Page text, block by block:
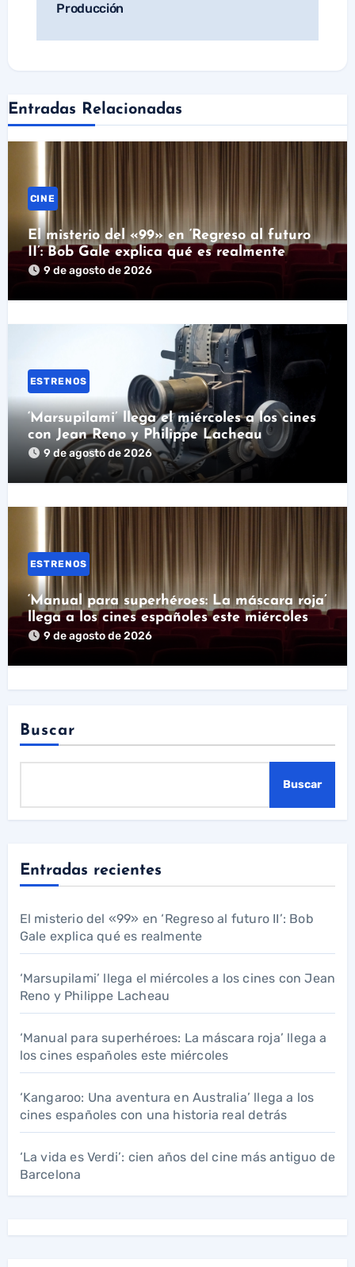
Producción
Entradas Relacionadas
CINE
El misterio del «99» en ‘Regreso al futuro
II’: Bob Gale explica qué es realmente
9 de agosto de 2026
ESTRENOS
‘Marsupilami’ llega el miércoles a los cines
con Jean Reno y Philippe Lacheau
9 de agosto de 2026
ESTRENOS
‘Manual para superhéroes: La máscara roja’
llega a los cines españoles este miércoles
9 de agosto de 2026
Buscar
Buscar
Entradas recientes
El misterio del «99» en ‘Regreso al futuro II’: Bob
Gale explica qué es realmente
‘Marsupilami’ llega el miércoles a los cines con Jean
Reno y Philippe Lacheau
‘Manual para superhéroes: La máscara roja’ llega a
los cines españoles este miércoles
‘Kangaroo: Una aventura en Australia’ llega a los
cines españoles con una historia real detrás
‘La vida es Verdi’: cien años del cine más antiguo de
Barcelona